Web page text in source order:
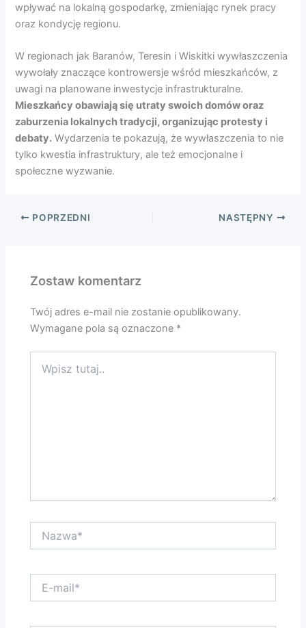
wpływać na lokalną gospodarkę, zmieniając rynek pracy
oraz kondycję regionu.
W regionach jak Baranów, Teresin i Wiskitki wywłaszczenia
wywołały znaczące kontrowersje wśród mieszkańców, z
uwagi na planowane inwestycje infrastrukturalne.
Mieszkańcy obawiają się utraty swoich domów oraz
zaburzenia lokalnych tradycji, organizując protesty i
debaty. Wydarzenia te pokazują, że wywłaszczenia to nie
tylko kwestia infrastruktury, ale też emocjonalne i
społeczne wyzwanie.
POPRZEDNI NASTĘPNY
Zostaw komentarz
Twój adres e-mail nie zostanie opublikowany.
Wymagane pola są oznaczone *
tutaj..
mail*